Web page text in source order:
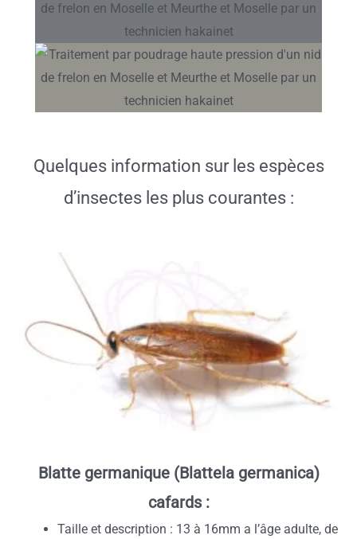
Quelques information sur les espèces
d’insectes les plus courantes :
Blatte germanique (Blattela germanica)
cafards :
Taille et description : 13 à 16mm a l’âge adulte, de